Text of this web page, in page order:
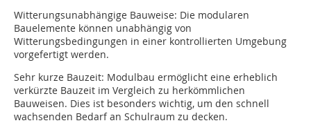
Witterungsunabhängige Bauweise: Die modularen
Bauelemente können unabhängig von
Witterungsbedingungen in einer kontrollierten Umgebung
vorgefertigt werden.
Sehr kurze Bauzeit: Modulbau ermöglicht eine erheblich
verkürzte Bauzeit im Vergleich zu herkömmlichen
Bauweisen. Dies ist besonders wichtig, um den schnell
wachsenden Bedarf an Schulraum zu decken.